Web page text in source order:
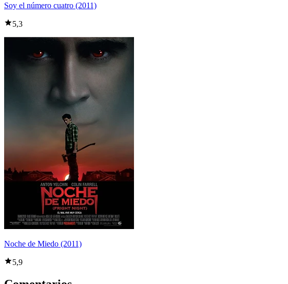
Soy el número cuatro (2011)
5,3
Noche de Miedo (2011)
5,9